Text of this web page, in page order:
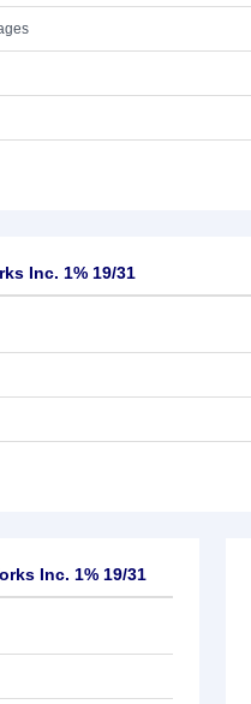
Inc. 1% 19/31
Inc. 1% 19/31